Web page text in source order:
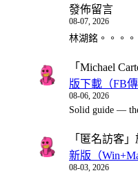
發佈留言
08-07, 2026
林湖銘。。。。
「 Michael
版下載（FB傳
08-06, 2026
Solid guide —
「 匿名訪客
新版（
08-03, 2026